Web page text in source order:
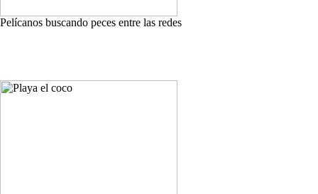
Pelícanos buscando peces entre las redes